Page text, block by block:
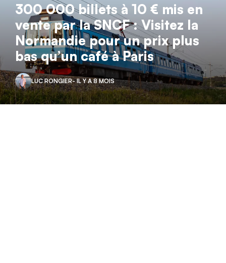
300 000 billets à 10 € mis en
vente par la SNCF : Visitez la
Normandie pour un prix plus
bas qu’un café à Paris
LUC RONGIER- IL Y A 8 MOIS